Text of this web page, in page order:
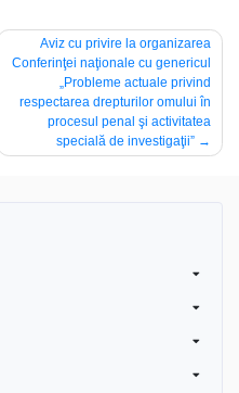
Aviz cu privire la organizarea
Conferinţei naţionale cu genericul
„Probleme actuale privind
respectarea drepturilor omului în
procesul penal şi activitatea
specială de investigaţii”